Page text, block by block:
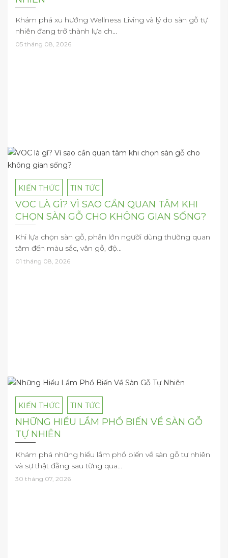
Khám phá xu hướng Wellness Living và lý do sàn gỗ tự
nhiên đang trở thành lựa ch...
05 tháng 08, 2026
KIẾN THỨC TIN TỨC
VOC LÀ GÌ? VÌ SAO CẦN QUAN TÂM KHI
CHỌN SÀN GỖ CHO KHÔNG GIAN SỐNG?
Khi lựa chọn sàn gỗ, phần lớn người dùng thường quan
tâm đến màu sắc, vân gỗ, độ...
01 tháng 08, 2026
KIẾN THỨC TIN TỨC
NHỮNG HIỂU LẦM PHỔ BIẾN VỀ SÀN GỖ
TỰ NHIÊN
Khám phá những hiểu lầm phổ biến về sàn gỗ tự nhiên
và sự thật đằng sau từng qua...
30 tháng 07, 2026